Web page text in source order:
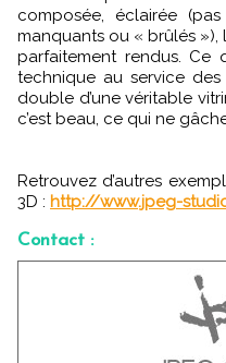
composée, éclairée
manquants ou « brûlés
parfaitement rendus. Ce
technique au service
double d’une véritable
c’est beau, ce qui ne
Retrouvez d’autres
3D : http://www.jpeg-
Contact :